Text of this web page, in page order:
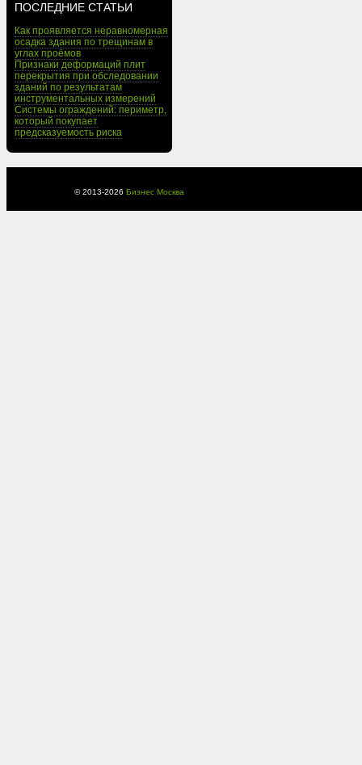
ПОСЛЕДНИЕ СТАТЬИ
Как проявляется неравномерная
осадка здания по трещинам в
углах проёмов
Признаки деформаций плит
перекрытия при обследовании
зданий по результатам
инструментальных измерений
Системы ограждений: периметр,
который покупает
предсказуемость риска
© 2013-2026 Бизнес Москва